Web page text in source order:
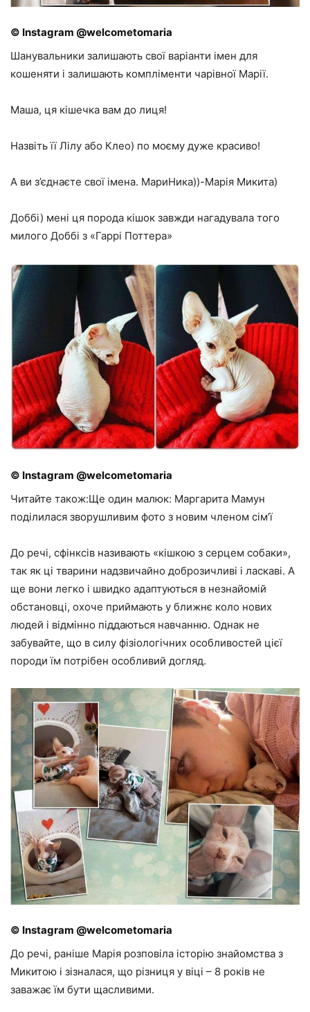
© Instagram @welcometomaria
Шанувальники залишають свої варіанти імен для
кошеняти і залишають компліменти чарівної Марії.
Маша, ця кішечка вам до лиця!
Назвіть її Лілу або Клео) по моєму дуже красиво!
А ви з’єднаєте свої імена. МариНика))-Марія Микита)
Доббі) мені ця порода кішок завжди нагадувала того
милого Доббі з «Гаррі Поттера»
© Instagram @welcometomaria
Читайте також:Ще один малюк: Маргарита Мамун
поділилася зворушливим фото з новим членом сім’ї
До речі, сфінксів називають «кішкою з серцем собаки»,
так як ці тварини надзвичайно доброзичливі і ласкаві. А
ще вони легко і швидко адаптуються в незнайомій
обстановці, охоче приймають у ближнє коло нових
людей і відмінно піддаються навчанню. Однак не
забувайте, що в силу фізіологічних особливостей цієї
породи їм потрібен особливий догляд.
© Instagram @welcometomaria
До речі, раніше Марія розповіла історію знайомства з
Микитою і зізналася, що різниця у віці – 8 років не
заважає їм бути щасливими.